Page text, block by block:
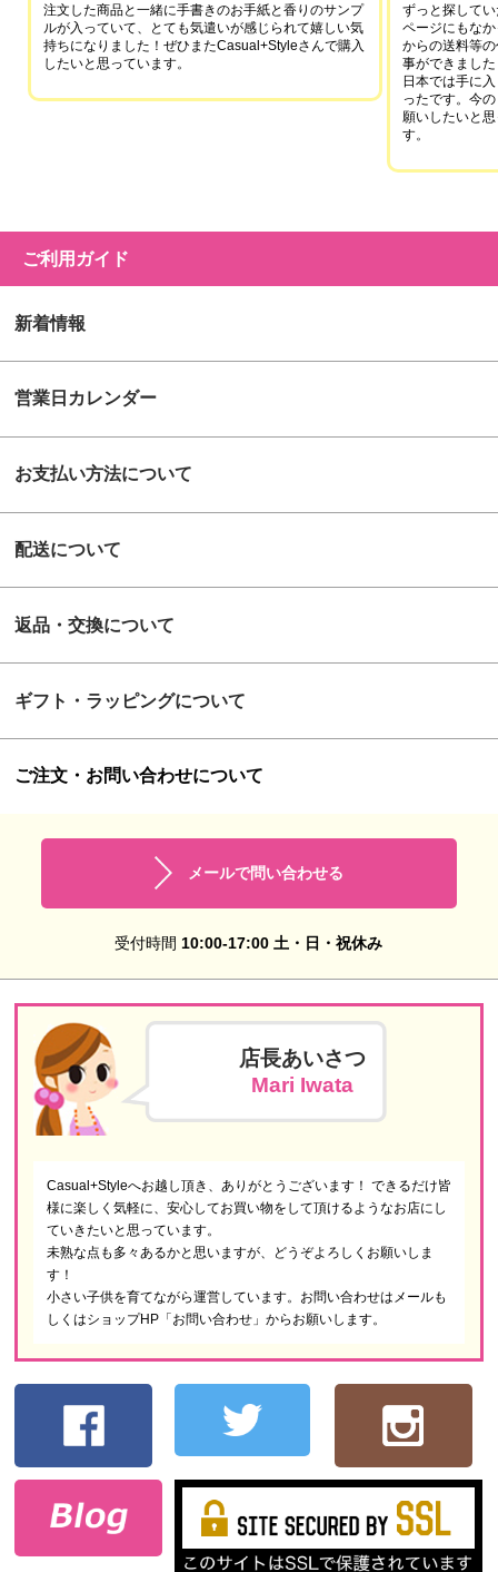
注文した商品と一緒に手書きのお手紙と香りのサンプ
ルが入っていて、とても気遣いが感じられて嬉しい気
持ちになりました！ぜひまたCasual+Styleさんで購入
したいと思っています。
ずっと探して
ページにもな
からの送料等
事ができました
日本では手に
ったです。今
願いしたいと
す。
ご利用ガイド
新着情報
営業日カレンダー
お支払い方法について
配送について
返品・交換について
ギフト・ラッピングについて
ご注文・お問い合わせについて
メールで問い合わせる
受付時間 10:00-17:00 土・日・祝休み
店長あいさつ
Mari Iwata
Casual+Styleへお越し頂き、ありがとうございます！ できるだけ皆
様に楽しく気軽に、安心してお買い物をして頂けるようなお店にし
ていきたいと思っています。
未熟な点も多々あるかと思いますが、どうぞよろしくお願いしま
す！
小さい子供を育てながら運営しています。お問い合わせはメールも
しくはショップHP「お問い合わせ」からお願いします。